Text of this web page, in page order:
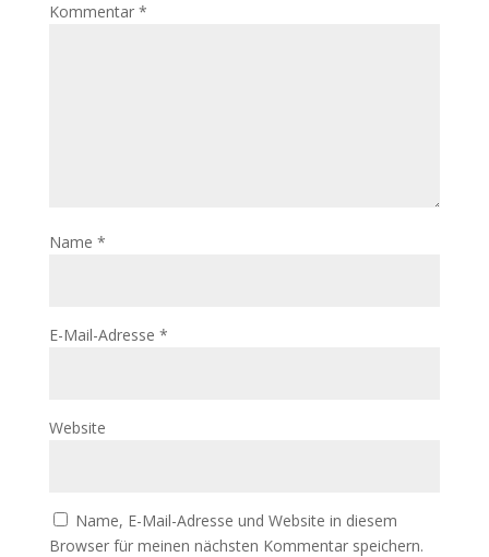
Kommentar *
Name *
E-Mail-Adresse *
Website
Name, E-Mail-Adresse und Website in diesem
Browser für meinen nächsten Kommentar speichern.